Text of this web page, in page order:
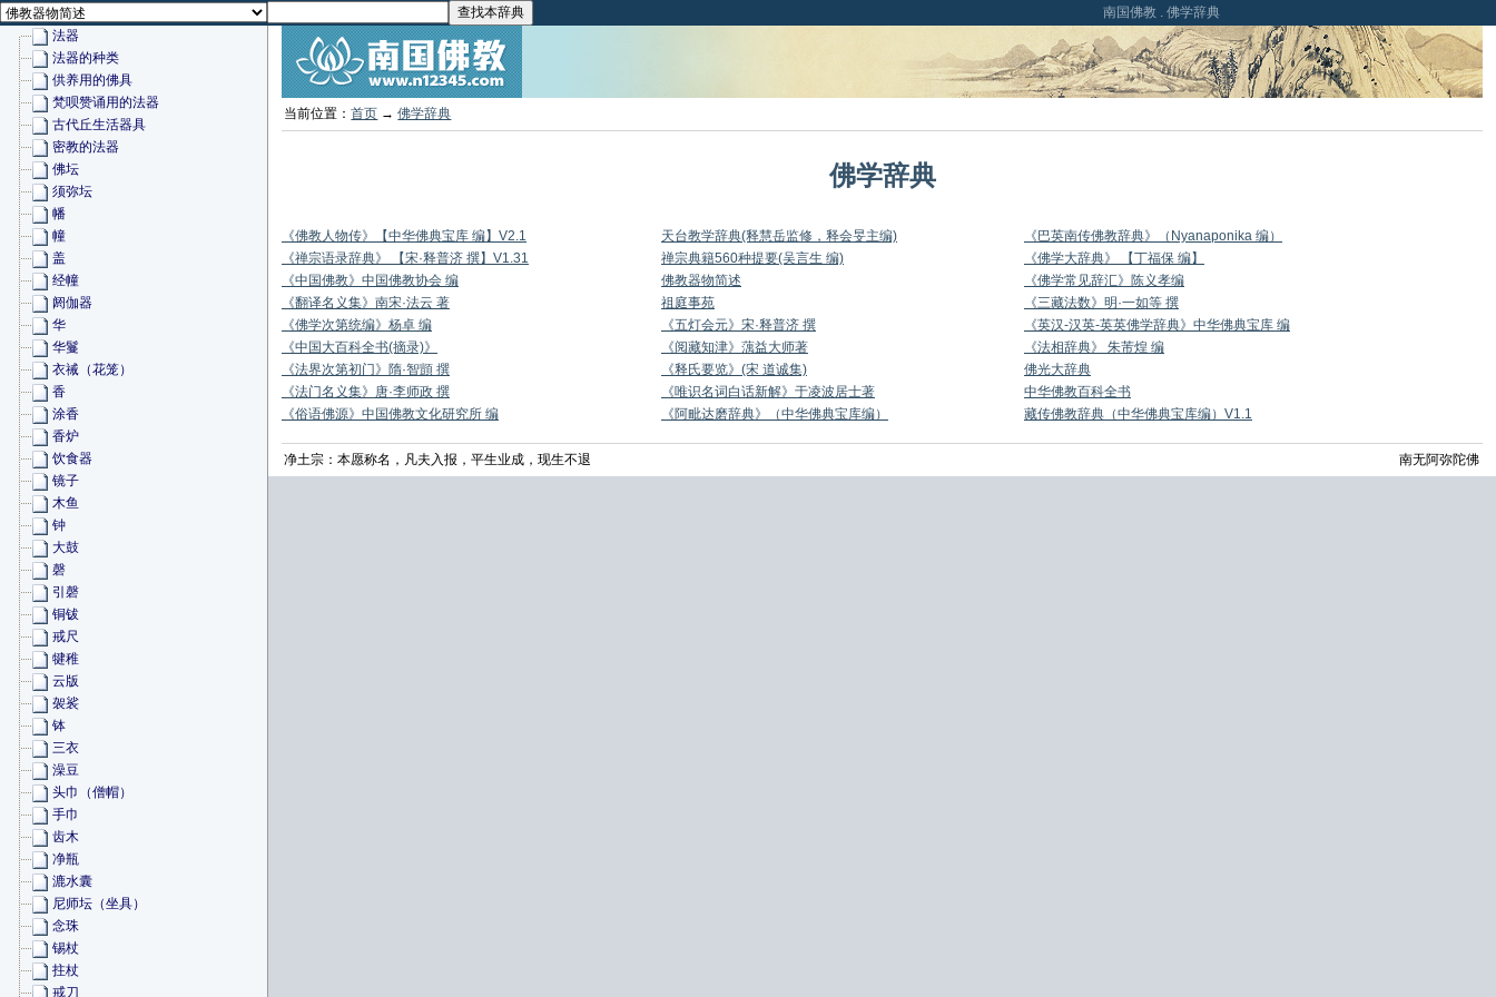
南国佛教 . 佛学辞典
法器
法器的种类
供养用的佛具
梵呗赞诵用的法器
古代丘生活器具
密教的法器
佛坛
须弥坛
幡
幢
盖
经幢
阏伽器
华
华鬘
衣祴（花笼）
香
涂香
香炉
饮食器
镜子
木鱼
钟
大鼓
磬
引磬
铜钹
戒尺
犍稚
云版
袈裟
钵
三衣
澡豆
头巾（僧帽）
手巾
齿木
净瓶
漉水囊
尼师坛（坐具）
念珠
锡杖
拄杖
戒刀
当前位置：首页 →佛学辞典
佛学辞典
《佛教人物传》【中华佛典宝库 编】V2.1
《禅宗语录辞典》 【宋·释普济 撰】V1.31
《中国佛教》中国佛教协会 编
《翻译名义集》南宋·法云 著
《佛学次第统编》杨卓 编
《中国大百科全书(摘录)》
《法界次第初门》隋·智顗 撰
《法门名义集》唐·李师政 撰
《俗语佛源》中国佛教文化研究所 编
天台教学辞典(释慧岳监修，释会旻主编)
禅宗典籍560种提要(吴言生 编)
佛教器物简述
祖庭事苑
《五灯会元》宋·释普济 撰
《阅藏知津》蕅益大师著
《释氏要览》(宋 道诚集)
《唯识名词白话新解》于凌波居士著
《阿毗达磨辞典》（中华佛典宝库编）
《巴英南传佛教辞典》（Nyanaponika 编）
《佛学大辞典》 【丁福保 编】
《佛学常见辞汇》陈义孝编
《三藏法数》明·一如等 撰
《英汉-汉英-英英佛学辞典》中华佛典宝库 编
《法相辞典》 朱芾煌 编
佛光大辞典
中华佛教百科全书
藏传佛教辞典（中华佛典宝库编）V1.1
净土宗：本愿称名，凡夫入报，平生业成，现生不退 南无阿弥陀佛